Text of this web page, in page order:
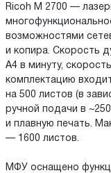
Ricoh M 2700 —
возможностями
и копира. Скорость
A4 в минуту,
комплектацию
на 500 листов (в
ручной подачи в
и плавную печать.
— 1600 листов.
МФУ оснащено